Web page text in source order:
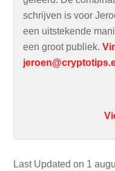
Last Updated on 1
schrijven is voor
een uitstekende
een groot publiek.